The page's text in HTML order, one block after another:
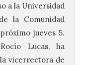
a la Universidad
la Comunidad
jueves 5.
Lucas, ha
vicerrectora de